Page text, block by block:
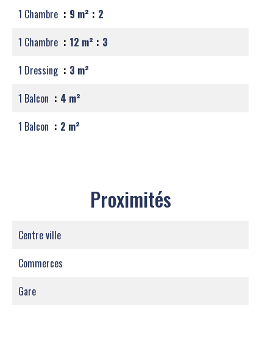
1 Chambre
9 m²
2
1 Chambre
12 m²
3
1 Dressing
3 m²
1 Balcon
4 m²
1 Balcon
2 m²
Proximités
Centre ville
Commerces
Gare